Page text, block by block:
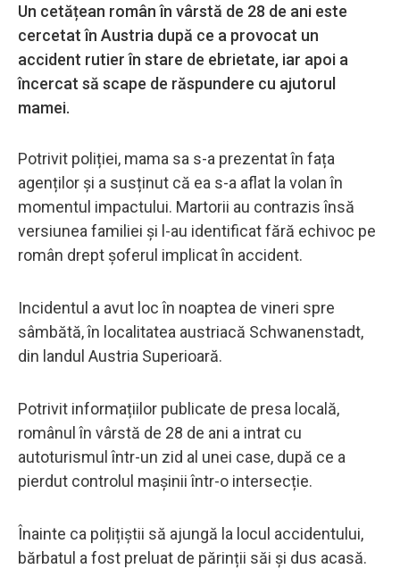
Un cetățean român în vârstă de 28 de ani este
cercetat în Austria după ce a provocat un
accident rutier în stare de ebrietate, iar apoi a
încercat să scape de răspundere cu ajutorul
mamei.
Potrivit poliției, mama sa s-a prezentat în fața
agenților și a susținut că ea s-a aflat la volan în
momentul impactului. Martorii au contrazis însă
versiunea familiei și l-au identificat fără echivoc pe
român drept șoferul implicat în accident.
Incidentul a avut loc în noaptea de vineri spre
sâmbătă, în localitatea austriacă Schwanenstadt,
din landul Austria Superioară.
Potrivit informațiilor publicate de presa locală,
românul în vârstă de 28 de ani a intrat cu
autoturismul într-un zid al unei case, după ce a
pierdut controlul mașinii într-o intersecție.
Înainte ca polițiștii să ajungă la locul accidentului,
bărbatul a fost preluat de părinții săi și dus acasă.